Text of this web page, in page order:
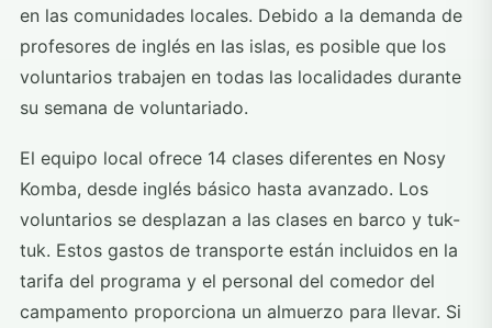
en las comunidades locales. Debido a la demanda de
profesores de inglés en las islas, es posible que los
voluntarios trabajen en todas las localidades durante
su semana de voluntariado.
El equipo local ofrece 14 clases diferentes en Nosy
Komba, desde inglés básico hasta avanzado. Los
voluntarios se desplazan a las clases en barco y tuk-
tuk. Estos gastos de transporte están incluidos en la
tarifa del programa y el personal del comedor del
campamento proporciona un almuerzo para llevar. Si